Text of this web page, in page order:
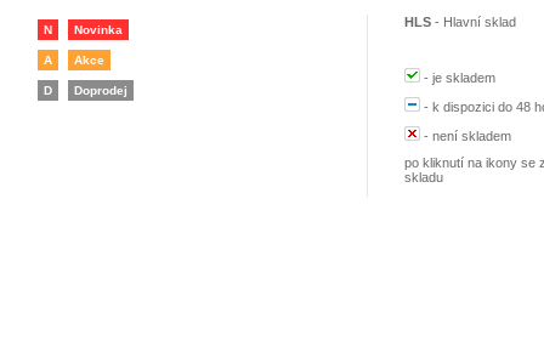
N Novinka
A Akce
D Doprodej
HLS - Hlavní sklad
-je skladem
-k dispozici do 48
-není skladem
po kliknutí na ikony se
skladu